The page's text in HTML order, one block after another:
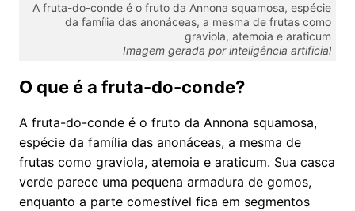
A fruta-do-conde é o fruto da Annona squamosa, espécie
da família das anonáceas, a mesma de frutas como
graviola, atemoia e araticum
Imagem gerada por inteligência artificial
O que é a fruta-do-conde?
A fruta-do-conde é o fruto da Annona squamosa,
espécie da família das anonáceas, a mesma de
frutas como graviola, atemoia e araticum. Sua casca
verde parece uma pequena armadura de gomos,
enquanto a parte comestível fica em segmentos